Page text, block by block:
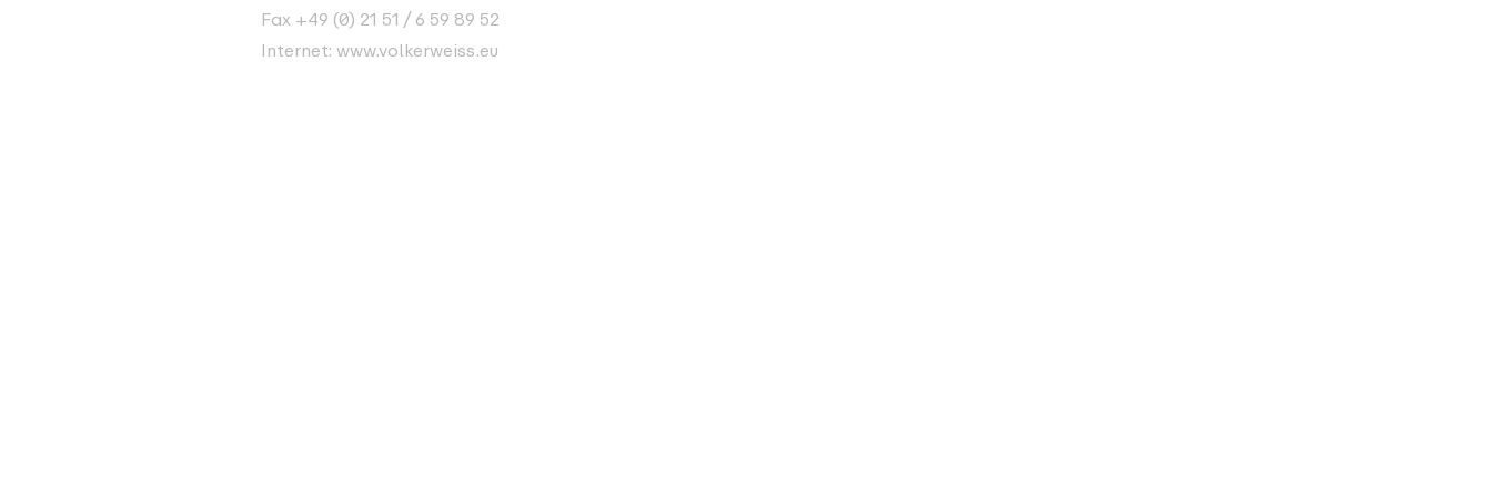
Fax +49 (0) 21 51 / 6 59 89 52
Internet:www.volkerweiss.eu